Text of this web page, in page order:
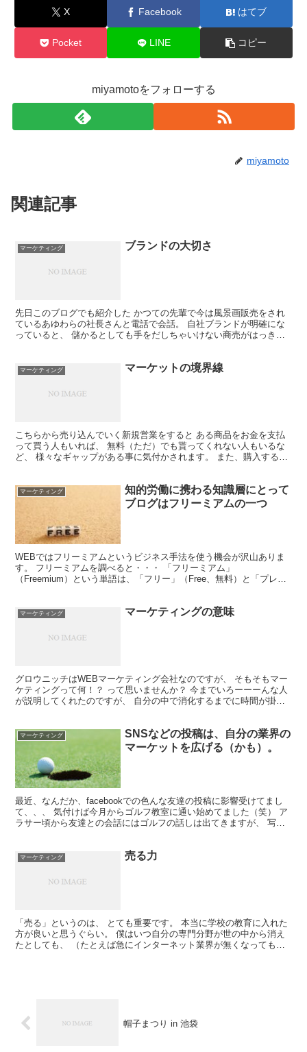
X Facebook はてブ
Pocket LINE コピー
miyamotoをフォローする
miyamoto
関連記事
マーケティング ブランドの大切さ
先日このブログでも紹介した かつての先輩で今は風景画販売をされ
ているあゆわらの社長さんと電話で会話。 自社ブランドが明確にな
っていると、 儲かるとしても手をだしちゃいけない商売がはっきり
マーケティング マーケットの境界線
こちらから売り込んでいく新規営業をすると ある商品をお金を支払
って買う人もいれば、 無料（ただ）でも貰ってくれない人もいるな
ど、 様々なギャップがある事に気付かされます。 また、購入するお
マーケティング
知的労働に携わる知識層にとって
ブログはフリーミアムの一つ
WEBではフリーミアムというビジネス手法を使う機会が沢山ありま
す。 フリーミアムを調べると・・・ 「フリーミアム」
（Freemium）という単語は、「フリー」（Free、無料）と「プレミ
マーケティング マーケティングの意味
グロウニッチはWEBマーケティング会社なのですが、 そもそもマー
ケティングって何！？ って思いませんか？ 今までいろーーーんな人
が説明してくれたのですが、 自分の中で消化するまでに時間が掛か
マーケティング
SNSなどの投稿は、自分の業界の
マーケットを広げる（かも）。
最近、なんだか、facebookでの色んな友達の投稿に影響受けてまし
て、、、 気付けば今月からゴルフ教室に通い始めてました（笑） ア
ラサー頃から友達との会話にはゴルフの話しは出てきますが、 写真
マーケティング 売る力
「売る」というのは、 とても重要です。 本当に学校の教育に入れた
方が良いと思うぐらい。 僕はいつ自分の専門分野が世の中から消え
たとしても、 （たとえば急にインターネット業界が無くなっても）
帽子まつり in 池袋